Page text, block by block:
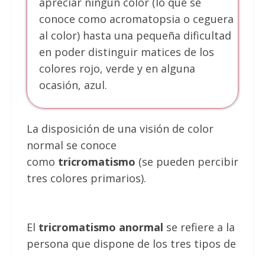
conoce como acromatopsia o ceguera
al color) hasta una pequeña dificultad
en poder distinguir matices de los
colores rojo, verde y en alguna
ocasión, azul.
La disposición de una visión de color
normal se conoce
como tricromatismo (se pueden percibir
tres colores primarios).
El tricromatismo anormal se refiere a la
persona que dispone de los tres tipos de